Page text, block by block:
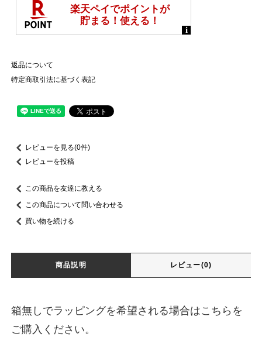
返品について
特定商取引法に基づく表記
レビューを見る(0件)
レビューを投稿
この商品を友達に教える
この商品について問い合わせる
買い物を続ける
商品説明 レビュー(0)
箱無しでラッピングを希望される場合はこちらを
ご購入ください。